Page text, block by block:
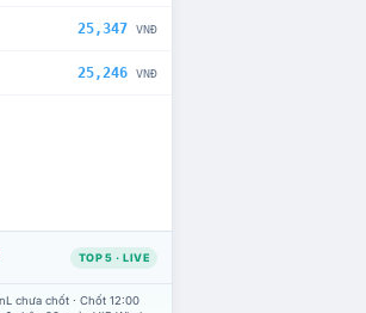
25,347 VNĐ
25,246 VNĐ
TOP 5 · LIVE
chưa chốt · Chốt 12:00